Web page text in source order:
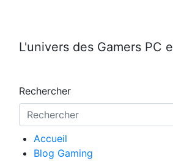
L'univers des Gamers PC
Rechercher
Accueil
Blog Gaming